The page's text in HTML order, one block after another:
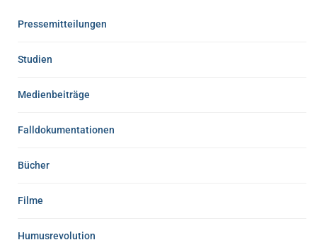
Pressemitteilungen
Studien
Medienbeiträge
Falldokumentationen
Bücher
Filme
Humusrevolution